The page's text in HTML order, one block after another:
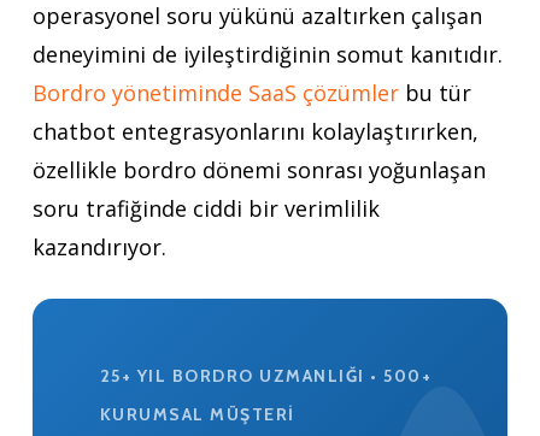
operasyonel soru yükünü azaltırken çalışan
deneyimini de iyileştirdiğinin somut kanıtıdır.
Bordro yönetiminde SaaS çözümlerbu tür
chatbot entegrasyonlarını kolaylaştırırken,
özellikle bordro dönemi sonrası yoğunlaşan
soru trafiğinde ciddi bir verimlilik
kazandırıyor.
25+ YIL BORDRO UZMANLIĞI • 500+
KURUMSAL MÜŞTERI